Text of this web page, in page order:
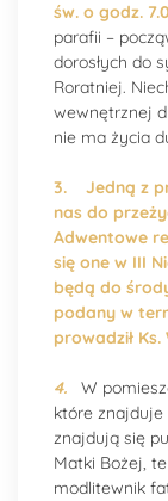
św. o godz.
parafii –
dorosłych do
Roratniej.
wewnętrznej
nie ma życia
3. Jedną z
nas do
Adwentowe
się one w III
będą do
podany w
prowadził
4. W
które
znajdują się
Matki Bożej,
modlitewnik